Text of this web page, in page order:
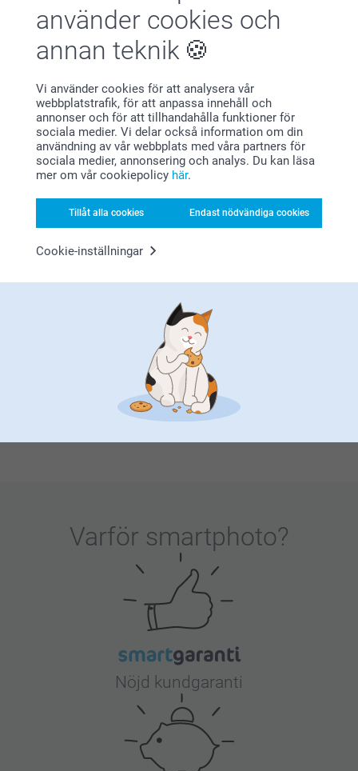
använder cookies och
annan teknik
Vi använder cookies för att analysera vår
webbplatstrafik, för att anpassa innehåll och
annonser och för att tillhandahålla funktioner för
sociala medier. Vi delar också information om din
användning av vår webbplats med våra partners för
sociala medier, annonsering och analys. Du kan läsa
mer om vår cookiepolicy här.
Tillåt alla cookies Endast nödvändiga cookies
Cookie-inställningar
Visa reaktioner
2021-04-07
13:41
Stort tack för dina 5 stjärnor och omdöme av våra
glasburkar med lock. Ett roligt sätt att använda sina
bilder på, och skapa unika produkter till hemmet.
Tack för att du valt att beställa hos oss.
Varma hälsningar
Johanna, smartphoto
kund,
2020-12-17
Etiketten var lite otydligare än vad jag väntat mig. Men
superfin produkt
2020-10-25
Relaterade produkter
Karaff med gravyr
349,00
(9 omdömen)
Blomkruka mini -12 st
Presentaskar med tryck -
12st
169,00
Varför smartphoto?
Nöjd kundgaranti